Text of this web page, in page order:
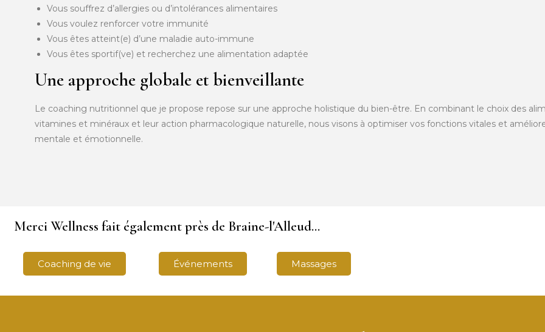
Vous souffrez d’allergies ou d’intolérances alimentaires
Vous voulez renforcer votre immunité
Vous êtes atteint(e) d’une maladie auto-immune
Vous êtes sportif(ve) et recherchez une alimentation adaptée
Une approche globale et bienveillante
Le coaching nutritionnel que je propose repose sur une approche holistique du bien-être. En combinant le choix des
vitamines et minéraux et leur action pharmacologique naturelle, nous visons à optimiser vos fonctions vitales et
mentale et émotionnelle.
Merci Wellness fait également près de Braine-l'Alleud...
Coaching de vie Événements Massages